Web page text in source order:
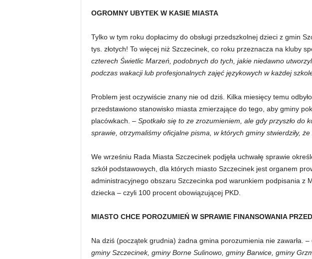
OGROMNY UBYTEK W KASIE MIASTA
Tylko w tym roku dopłacimy do obsługi przedszkolnej dzieci z gmin
tys. złotych! To więcej niż Szczecinek, co roku przeznacza na kluby
czterech Świetlic Marzeń, podobnych do tych, jakie niedawno
podczas wakacji lub profesjonalnych zajęć językowych w każdej
Problem jest oczywiście znany nie od dziś. Kilka miesięcy temu
przedstawiono stanowisko miasta zmierzające do tego, aby gminy
placówkach. – Spotkało się to ze zrozumieniem, ale gdy przyszło
sprawie, otrzymaliśmy oficjalne pisma, w których gminy stwierdziły,
We wrześniu Rada Miasta Szczecinek podjęła uchwałę sprawie
szkół podstawowych, dla których miasto Szczecinek jest organem
administracyjnego obszaru Szczecinka pod warunkiem podpisania z
dziecka – czyli 100 procent obowiązującej PKD.
MIASTO CHCE POROZUMIEŃ W SPRAWIE FINANSOWANIA
Na dziś (początek grudnia) żadna gmina porozumienia nie zawarła. –
gminy Szczecinek, gminy Borne Sulinowo, gminy Barwice, gminy